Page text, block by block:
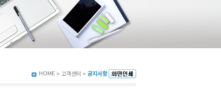
HOME > 고객센터 > 공지사항